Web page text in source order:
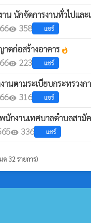
น นักจัดการงานทั่วไปและ
visibility 358 แชร์
ตก่อสร้างอาคาร whatshot
visibility 223 แชร์
นตามระเบียบกระทรวง
visibility 316 แชร์
นักงานเทศบาลตำบลสา
visibility 336 แชร์
ด 32 รายการ)